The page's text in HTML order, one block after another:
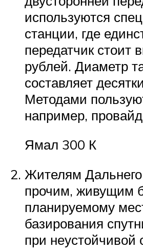
используются
станции, где
передатчик
рублей. Диаметр
составляет
Методами
например,
Ямал 300 К
Жителям Дальнего
прочим, живущим
планируемому
базирования
при неустойчивой